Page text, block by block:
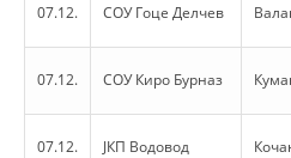
07.12. СОУ Гоце Делчев
07.12. СОУ Киро Бурназ
07.12. ЈКП Водовод